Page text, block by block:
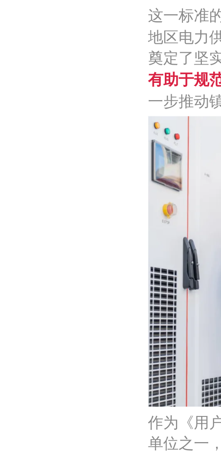
这一标准
地区电力
奠定了坚
有助于规
一步推动
作为《用
单位之一